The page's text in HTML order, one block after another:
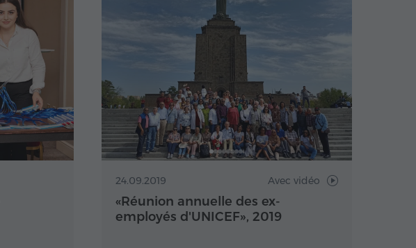
24.09.2019 Avec vidéo
«Réunion annuelle des ex-
employés d'UNICEF», 2019